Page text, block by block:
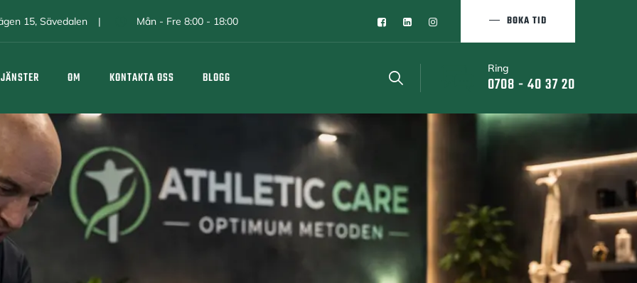
15, Sävedalen Mån - Fre 8:00 - 18:00 BOKA TID
OM KONTAKTA OSS BLOGG
Ring
0708 - 40 37 20